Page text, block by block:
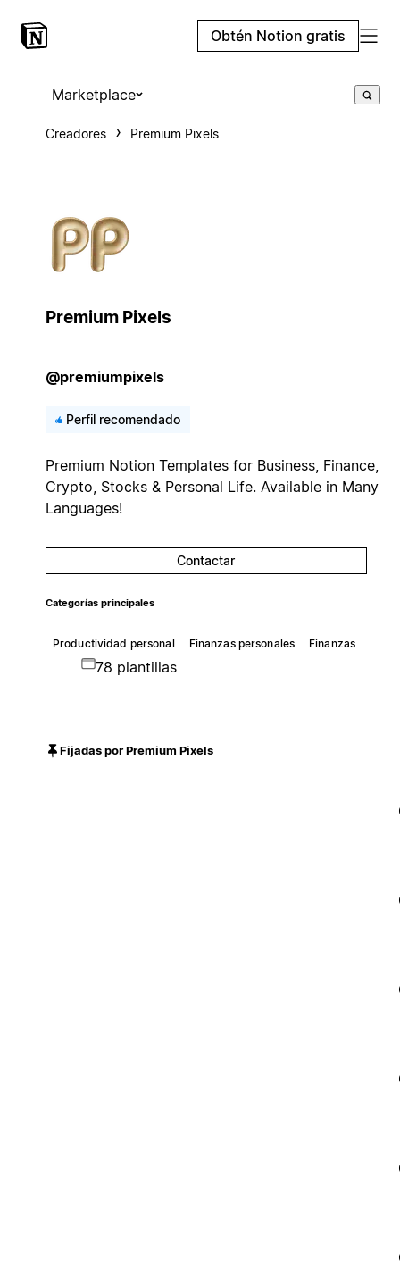
Obtén Notion gratis
Marketplace
Creadores Premium Pixels
Premium Pixels
@premiumpixels
Perfil recomendado
Premium Notion Templates for Business, Finance,
Crypto, Stocks & Personal Life. Available in Many
Languages!
Contactar
Categorías principales
Productividad personal Finanzas personales Finanzas
78 plantillas
Fijadas por Premium Pixels